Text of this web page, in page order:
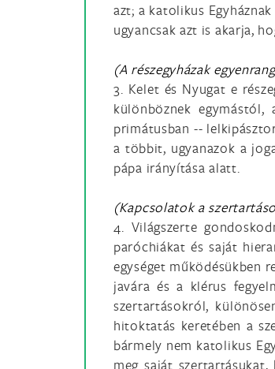
azt; a katolikus
ugyancsak azt is akarja,
(A részegyházak
3. Kelet és Nyugat e
különböznek
primátusban --
a többit, ugyanazok a
pápa irányítása alatt.
(Kapcsolatok a
4. Világszerte
paróchiákat és saját
egységet működésükben
javára és a klérus
szertartásokról,
hitoktatás keretében a
bármely nem katolikus
meg saját szertartásukat,